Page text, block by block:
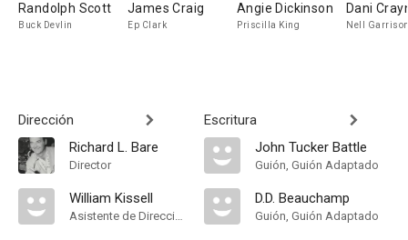
Randolph Scott
Buck Devlin
James Craig
Ep Clark
Angie Dickinson
Priscilla King
Dani
Nell
Dirección
Richard L. Bare
Director
William Kissell
Asistente de Dirección
Escritura
John Tucker Battle
Guión, Guión Adaptado
D.D. Beauchamp
Guión, Guión Adaptado